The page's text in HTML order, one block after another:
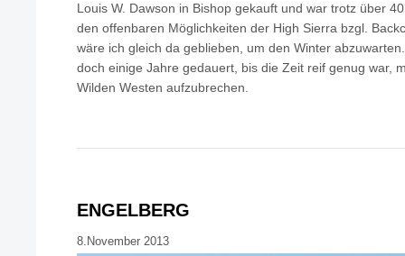
Louis W. Dawson in Bishop gekauft und war trotz über
den offenbaren Möglichkeiten der High Sierra bzgl.
wäre ich gleich da geblieben, um den Winter
doch einige Jahre gedauert, bis die Zeit reif genug war,
Wilden Westen aufzubrechen.
ENGELBERG
8.November 2013